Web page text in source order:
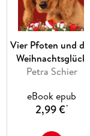
Vier Pfoten und
Weihnachtsglück
Petra Schier
eBook epub
2,99 €*